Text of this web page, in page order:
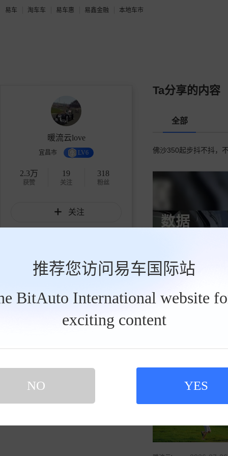
易车 淘车车 易车惠 易鑫金融 本地车市
推荐您访问易车国际站
BitAuto International website
exciting content
NO YES
暖流云love
宜昌市 LV6
2.3万
获赞
19
关注
318
粉丝
关注
Ta分享的内容
全部
佛沙350起步抖不抖，
暖流云love